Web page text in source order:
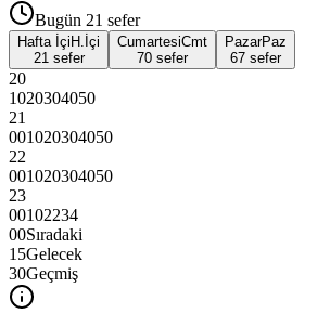
Bugün 21 sefer
Hafta İçi H.İçi
21 sefer
CumartesiCmt
70 sefer
PazarPaz
67 sefer
20
1020304050
21
001020304050
22
001020304050
23
00102234
00Sıradaki
15Gelecek
30Geçmiş